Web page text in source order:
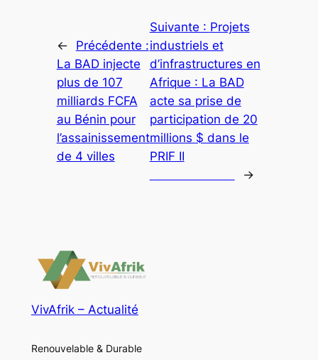
←
Précédente :
La BAD injecte
plus de 107
milliards FCFA
au Bénin pour
l’assainissement
de 4 villes
Suivante : Projets
industriels et
d’infrastructures en
Afrique : La BAD
acte sa prise de
participation de 20
millions $ dans le
PRIF II
→
VivAfrik – Actualité
Renouvelable & Durable